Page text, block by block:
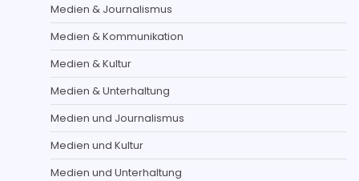
Medien & Journalismus
Medien & Kommunikation
Medien & Kultur
Medien & Unterhaltung
Medien und Journalismus
Medien und Kultur
Medien und Unterhaltung